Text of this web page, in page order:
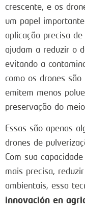
crescente, e os
um papel
aplicação precisa
ajudam a reduzir o
evitando a
como os drones
emitem menos
preservação do
Essas são apenas
drones de
Com sua
mais precisa,
ambientais, essa
innovación en